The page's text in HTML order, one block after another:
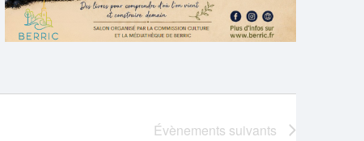
Évènements suivants